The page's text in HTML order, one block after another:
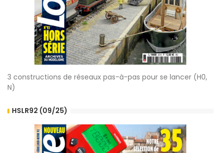
3 constructions de réseaux pas-à-pas pour se lancer (H0,
N)
HSLR92 (09/25)